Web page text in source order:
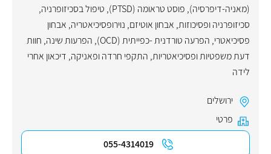
(מאניה-דיפרסיה), פוסט טראומה (PTSD) , טיפול בסכיזופרניה,
סכיזופרניה ופסיכוזות, אבחון אוטיזם, נוירופסיכיאטריה, אבחון
פסיכיאטרי, הפרעה טורדנית -כפייתית (OCD) , הפרעות שינה, חוות
דעת משפטיות ופסיכיאטריות, התקפי חרדה ופאניקה, דיכאון אחרי
לידה
ירושלים
פרטי
055-4314019